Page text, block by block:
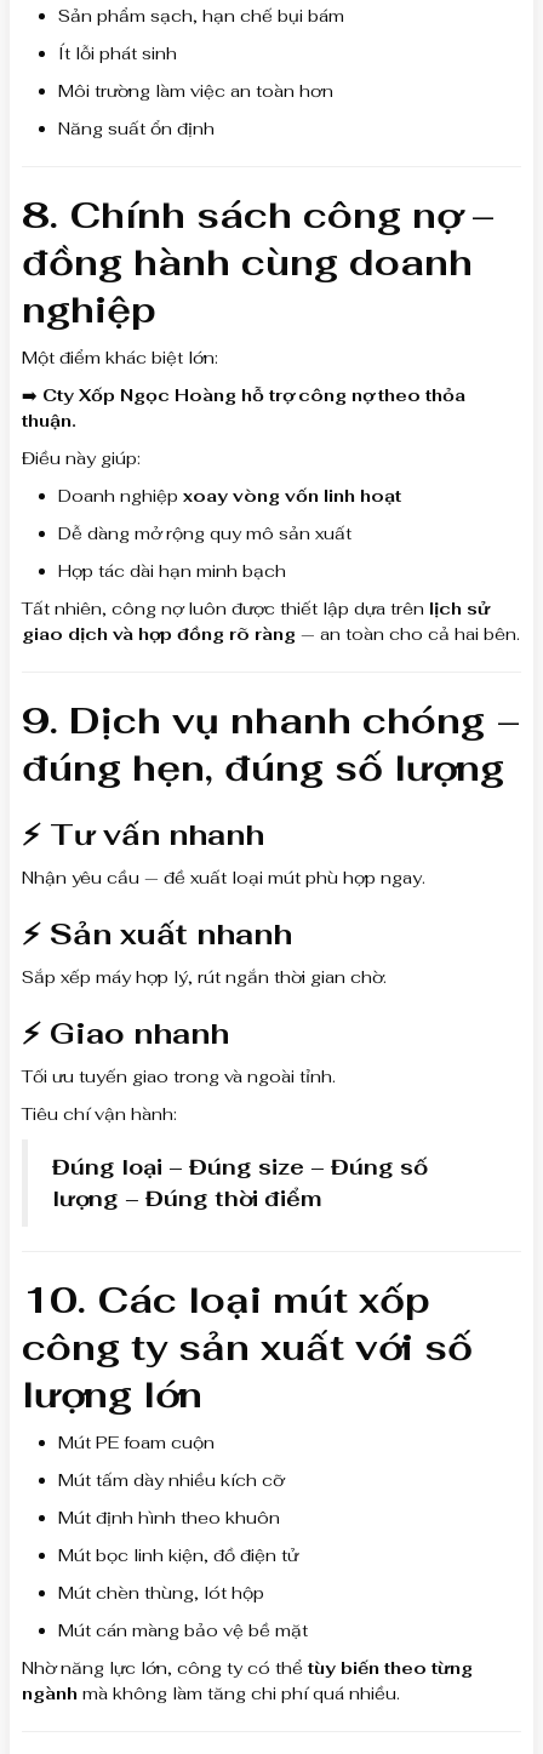
Sản phẩm sạch, hạn chế bụi bám
Ít lỗi phát sinh
Môi trường làm việc an toàn hơn
Năng suất ổn định
8. Chính sách công nợ –
đồng hành cùng doanh
nghiệp
Một điểm khác biệt lớn:
➡️ Cty Xốp Ngọc Hoàng hỗ trợ công nợ theo thỏa
thuận.
Điều này giúp:
Doanh nghiệp xoay vòng vốn linh hoạt
Dễ dàng mở rộng quy mô sản xuất
Hợp tác dài hạn minh bạch
Tất nhiên, công nợ luôn được thiết lập dựa trên lịch sử
giao dịch và hợp đồng rõ ràng — an toàn cho cả hai bên.
9. Dịch vụ nhanh chóng –
đúng hẹn, đúng số lượng
⚡ Tư vấn nhanh
Nhận yêu cầu — đề xuất loại mút phù hợp ngay.
⚡ Sản xuất nhanh
Sắp xếp máy hợp lý, rút ngắn thời gian chờ.
⚡ Giao nhanh
Tối ưu tuyến giao trong và ngoài tỉnh.
Tiêu chí vận hành:
Đúng loại – Đúng size – Đúng số
lượng – Đúng thời điểm
10. Các loại mút xốp
công ty sản xuất với số
lượng lớn
Mút PE foam cuộn
Mút tấm dày nhiều kích cỡ
Mút định hình theo khuôn
Mút bọc linh kiện, đồ điện tử
Mút chèn thùng, lót hộp
Mút cán màng bảo vệ bề mặt
Nhờ năng lực lớn, công ty có thể tùy biến theo từng
ngành mà không làm tăng chi phí quá nhiều.